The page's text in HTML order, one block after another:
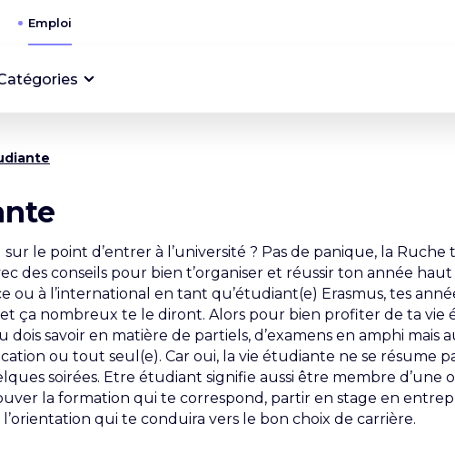
le point d’entrer à l’université ? Pas de panique, la Ruche
des conseils pour bien t’organiser et réussir ton année haut
ou à l’international en tant qu’étudiant(e) Erasmus, tes
ça nombreux te le diront. Alors pour bien profiter de ta vie
savoir en matière de partiels, d’examens en amphi mais
ou tout seul(e). Car oui, la vie étudiante ne se résume
soirées. Etre étudiant signifie aussi être membre d’une
la formation qui te correspond, partir en stage en
qui te conduira vers le bon choix de carrière.